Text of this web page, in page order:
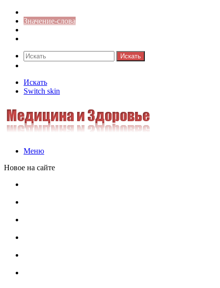
Значение-слова
Искать
Искать
Switch skin
Меню
Новое на сайте